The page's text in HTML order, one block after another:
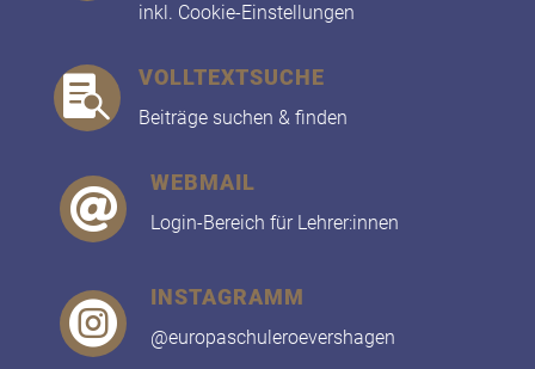
inkl. Cookie-Einstellungen
 VOLLTEXTSUCHE
Beiträge suchen & finden

WEBMAIL
Login-Bereich für Lehrer:innen

INSTAGRAMM
@europaschuleroevershagen